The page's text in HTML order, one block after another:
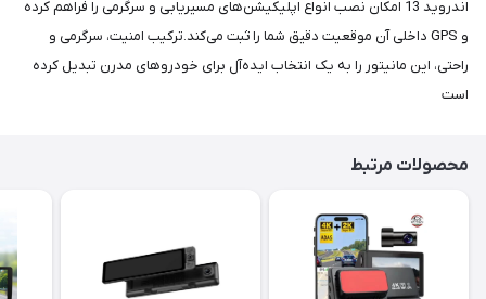
اندروید 13 امکان نصب انواع اپلیکیشن‌های مسیریابی و سرگرمی را فراهم کرده
و GPS داخلی آن موقعیت دقیق شما را ثبت می‌کند.ترکیب امنیت، سرگرمی و
راحتی، این مانیتور را به یک انتخاب ایده‌آل برای خودروهای مدرن تبدیل کرده
است
محصولات مرتبط